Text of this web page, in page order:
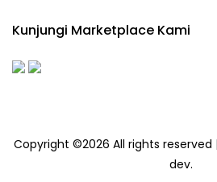
Kunjungi Marketplace Kami
Copyright ©2026 All rights
dev.